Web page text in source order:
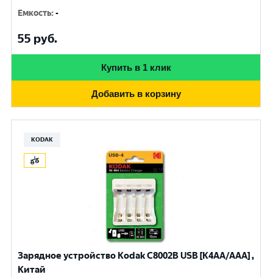
Емкость:-
55 руб.
Купить в 1 клик
Добавить в корзину
KODAK
Зарядное устройство Kodak С8002B USB [K4AA/AAA] ,
Китай